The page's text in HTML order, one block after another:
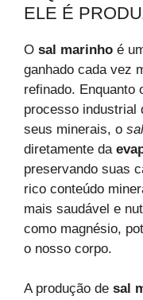
ELE É
O sal marinho é
ganhado cada vez
refinado. Enquanto
processo industrial
seus minerais, o
diretamente da
preservando suas
rico conteúdo
mais saudável e
como magnésio,
o nosso corpo.
A produção de sal